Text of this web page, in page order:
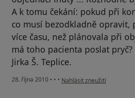
A k tomu čekání: pokud při
co musí bezodkladně opravit,
více času, než plánovala při
má toho pacienta poslat pryč?
Jirka Š. Teplice.
28. října 2010 • • • podle názoru uživatele
Nahlásit zneužití